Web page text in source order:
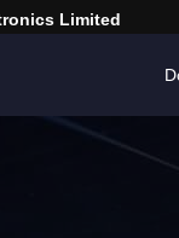
Limited